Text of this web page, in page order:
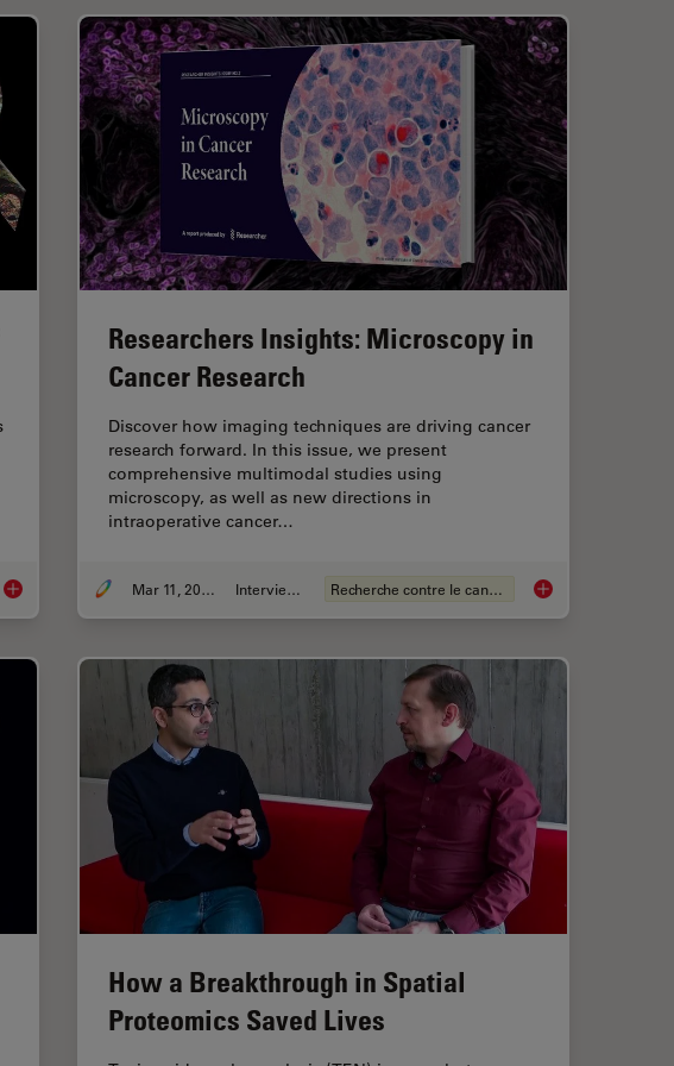
History, Developments and Trends of Microscopy in Cancer Research
Researchers Insights: Microscopy in
Cancer Research
Discover how imaging techniques are driving cancer
research forward. In this issue, we present
comprehensive multimodal studies using
microscopy, as well as new directions in
intraoperative cancer…
Mar 11, 2026 Interviews Recherche contre le cancer Researchers
How a Breakthrough in Spatial
Proteomics Saved Lives